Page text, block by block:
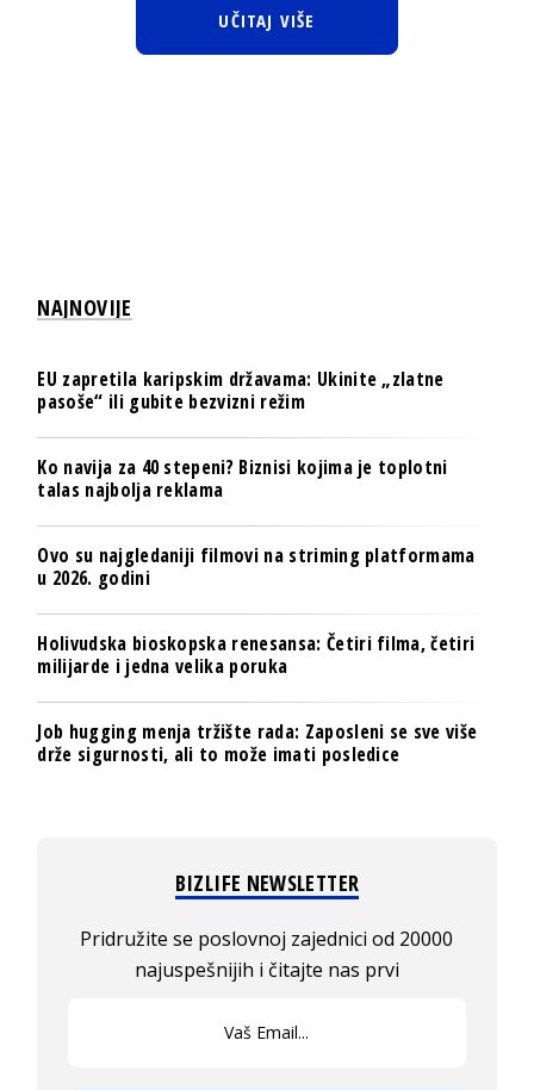
UČITAJ VIŠE
NAJNOVIJE
EU zapretila karipskim državama: Ukinite „zlatne
pasoše“ ili gubite bezvizni režim
Ko navija za 40 stepeni? Biznisi kojima je toplotni
talas najbolja reklama
Ovo su najgledaniji filmovi na striming platformama
u 2026. godini
Holivudska bioskopska renesansa: Četiri filma, četiri
milijarde i jedna velika poruka
Job hugging menja tržište rada: Zaposleni se sve više
drže sigurnosti, ali to može imati posledice
BIZLIFE NEWSLETTER
Pridružite se poslovnoj zajednici od 20000
najuspešnijih i čitajte nas prvi